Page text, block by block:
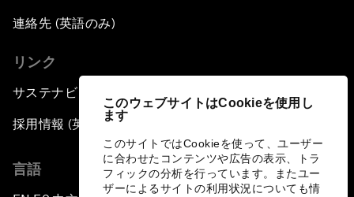
このウェブサイトはCookieを使用し
ます
このサイトではCookieを使って、ユーザー
に合わせたコンテンツや広告の表示、トラ
フィックの分析を行っています。またユー
ザーによるサイトの利用状況についても情
連絡先 (英語のみ)
リンク
サステナビリティへの取り組み
採用情報 (英語のみ)
言語